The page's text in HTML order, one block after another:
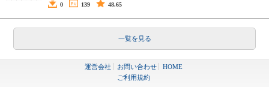
0 139 48.65
一覧を見る
運営会社 お問い合わせ
HOME
ご利用規約